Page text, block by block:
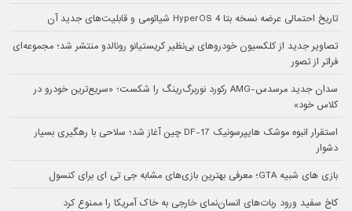
تاریخ احتمالی عرضه نسخه بتا HyperOS 4 شیائومی و قابلیت‌های جدید آن
تصاویر جدید از کلکسیون خودروهای بی‌نظیر کریستیانو رونالدو منتشر شد؛ مجموعه‌ای
فراتر از تصور
سدان جدید مرسدس-AMG رکورد نوربرگ‌رینگ را شکست؛ «سریع‌ترین خودرو در
کلاس خود»
استقرار انبوه موشک هایپرسونیک DF-17 چین آغاز شد؛ سلاحی با رهگیری بسیار
دشوار
بازی های شبیه GTA؛ معرفی بهترین بازی‌های مشابه جی تی ای برای کنسول
کاخ سفید ورود ربات‌های انسان‌نمای خارجی به خاک آمریکا را ممنوع کرد